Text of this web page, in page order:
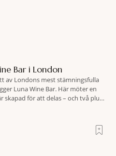
Bar i London
av Londons mest stämningsfulla
Luna Wine Bar. Här möter en
skapad för att delas – och två plus